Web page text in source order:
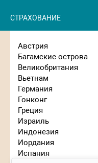
СТРАХОВАНИЕ
Австрия
Багамские острова
Великобритания
Вьетнам
Германия
Гонконг
Греция
Израиль
Индонезия
Иордания
ИспанияГалина